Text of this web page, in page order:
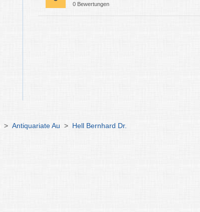
0 Bewertungen
> Antiquariate Au > Hell Bernhard Dr.